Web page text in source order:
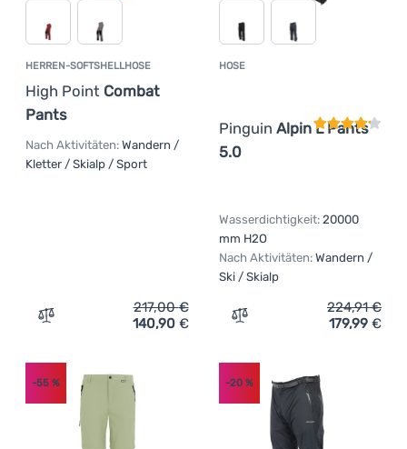
HERREN-SOFTSHELLHOSE
High Point Combat
Pants
Nach Aktivitäten: Wandern /
Kletter / Skialp / Sport
Zum Vergleich 'Herren-Softshellhose High Point
217,00€
140,90 €
HOSE
Pinguin Alpin L Pants
5.0
Wasserdichtigkeit: 20000
mm H2O
Nach Aktivitäten: Wandern /
Ski / Skialp
Zum Vergleich 'Hose
224,91€
179,99 €
-55 % -20%